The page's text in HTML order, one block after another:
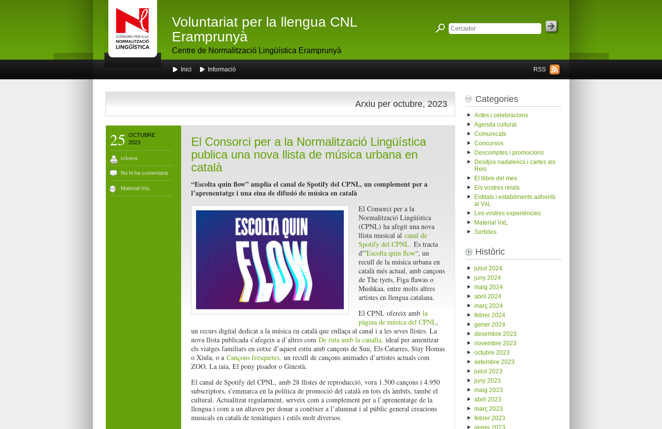
Voluntariat per la llengua CNL
Eramprunyà
Centre de Normalització Lingüística Eramprunyà
RSS
Inici Informació
Arxiu per octubre, 2023
25
OCTUBRE
2023
crivera
No hi ha comentaris
Material VxL
El Consorci per a la Normalització Lingüística
publica una nova llista de música urbana en
català
“Escolta quin flow” amplia el canal de Spotify del CPNL, un complement per a
l’aprenentatge i una eina de difusió de música en català
El Consorci per a la
Normalització Lingüística
(CPNL) ha afegit una nova
llista musical al canal de
Spotify del CPNL. Es tracta
d'”Escolta quin flow“, un
recull de la música urbana en
català més actual, amb cançons
de The tyets, Figa flawas o
Mushkaa, entre molts altres
artistes en llengua catalana.
El CPNL ofereix amb la
pàgina de música del CPNL,
un recurs digital dedicat a la música en català que enllaça al canal i a les seves llistes. La
nova llista publicada s’afegeix a d’altres com De ruta amb la canalla, ideal per amenitzar
els viatges familiars en cotxe d’aquest estiu amb cançons de Suu, Els Catarres, Stay Homas
o Xiula, o a Cançons fresquetes, un recull de cançons animades d’artistes actuals com
ZOO, La iaia, El pony pisador o Ginestà.
El canal de Spotify del CPNL, amb 28 llistes de reproducció, vora 1.500 cançons i 4.950
subscriptors, s’emmarca en la política de promoció del català en tots els àmbits, també el
cultural. Actualitzat regularment, serveix com a complement per a l’aprenentatge de la
llengua i com a un altaveu per donar a conèixer a l’alumnat i al públic general creacions
musicals en català de temàtiques i estils molt diversos.
Categories
Actes i celebracions
Agenda cultural
Comunicats
Concursos
Descomptes i promocions
Desitjos nadalencs i cartes als
Reis
El llibre del mes
Els vostres relats
Entitats i establiments adherits
al VxL
Les vostres experiències
Material VxL
Sortides
Històric
juliol 2024
juny 2024
maig 2024
abril 2024
març 2024
febrer 2024
gener 2024
desembre 2023
novembre 2023
octubre 2023
setembre 2023
juliol 2023
juny 2023
maig 2023
abril 2023
març 2023
febrer 2023
gener 2023